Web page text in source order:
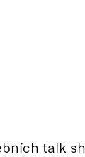
talk